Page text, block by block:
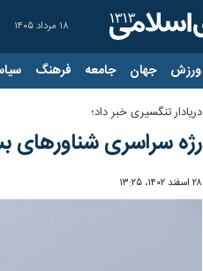
۱۸ مرداد ۱۴۰۵
ورزش جهان جامعه فرهنگ
دریادار تنگسیری خبر داد؛
رژه سراسری شناورهای
۲۸ اسفند ۱۴۰۲، ۱۳:۲۵